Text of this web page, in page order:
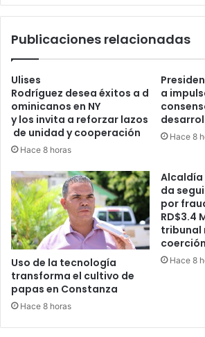
peso.
Publicaciones relacionadas
Ulises
Rodríguez desea éxitos a d
ominicanos en NY
y los invita a reforzar lazos
de unidad y cooperación
Hace 8 horas
a
Hace 8
Uso de la tecnología
transforma el cultivo de
papas en Constanza
Hace 8 horas
Alcaldía
da
por
RD$3.4
tribunal
coerción
Hace 8